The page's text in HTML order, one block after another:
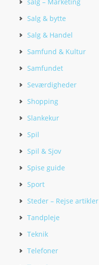
Salg & bytte
Salg & Handel
Samfund & Kultur
Samfundet
Seværdigheder
Shopping
Slankekur
Spil
Spil & Sjov
Spise guide
Sport
Steder – Rejse artikler
Tandpleje
Teknik
Telefoner